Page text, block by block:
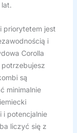
priorytetem jest
i
Corolla
są
minimalnie
i potencjalnie
liczyć się z